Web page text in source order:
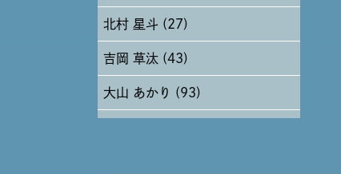
2024年5月 (19)
2024年4月 (17)
北村 星斗 (27)
吉岡 草汰 (43)
大山 あかり (93)